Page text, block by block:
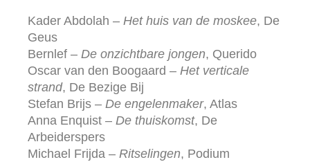
Kader Abdolah – Het huis van de moskee, De
Geus
Bernlef – De onzichtbare jongen, Querido
Oscar van den Boogaard – Het verticale
strand, De Bezige Bij
Stefan Brijs – De engelenmaker, Atlas
Anna Enquist – De thuiskomst, De
Arbeiderspers
Michael Frijda – Ritselingen, Podium